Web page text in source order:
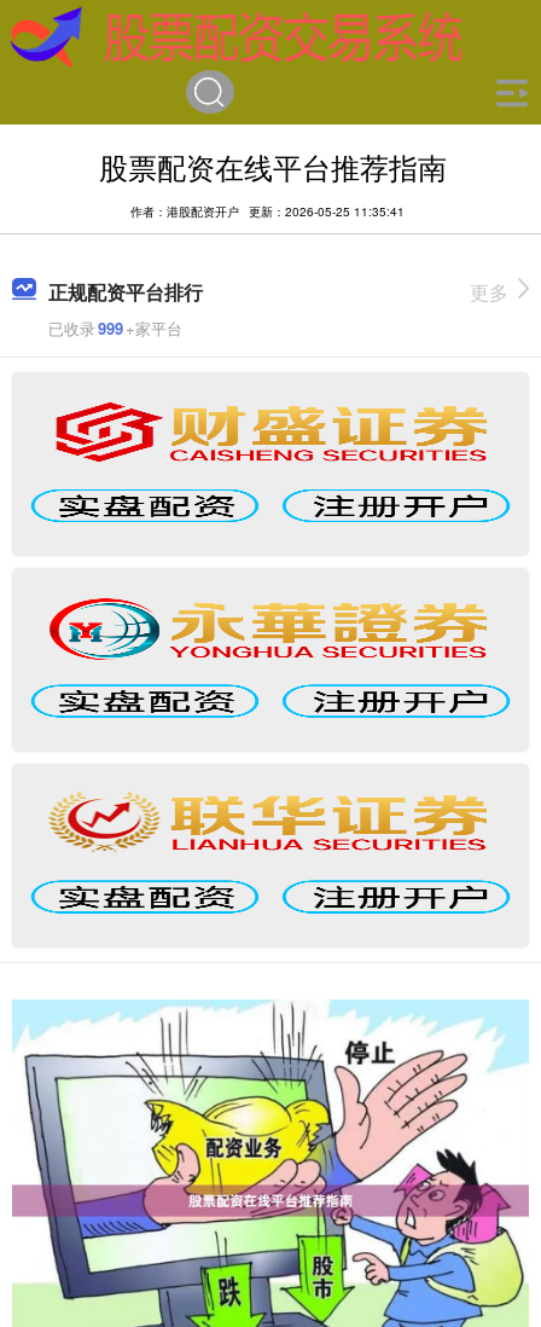
股票配资在线平台推荐指南
作者：港股配资开户 更新：2026-05-25 11:35:41
正规配资平台排行
已收录999+家平台
更多